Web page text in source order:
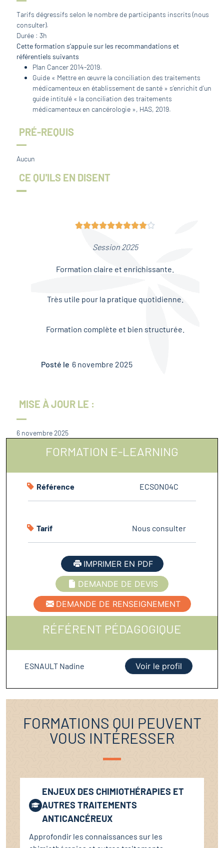
Tarifs dégressifs selon le nombre de participants inscrits (nous
consulter).
Durée : 3h
Cette formation s’appuie sur les recommandations et
référentiels suivants
Plan Cancer 2014-2019.
Guide « Mettre en œuvre la conciliation des traitements
médicamenteux en établissement de santé » s’enrichit d’un
guide intitulé « la conciliation des traitements
médicamenteux en cancérologie », HAS, 2019.
PRÉ-REQUIS
Aucun
CE QU'ILS EN DISENT

Session 2025
Formation claire et enrichissante.
Très utile pour la pratique quotidienne.
Formation complète et bien structurée.
Posté le 6 novembre 2025
MISE À JOUR LE :
6 novembre 2025
FORMATION E-LEARNING
Référence ECSON04C
Tarif Nous consulter
IMPRIMER EN PDF
DEMANDE DE DEVIS
DEMANDE DE RENSEIGNEMENT
RÉFÉRENT PÉDAGOGIQUE
ESNAULT Nadine Voir le profil
FORMATIONS QUI PEUVENT
VOUS INTÉRESSER
ENJEUX DES CHIMIOTHÉRAPIES ET
AUTRES TRAITEMENTS
ANTICANCÉREUX
Approfondir les connaissances sur les